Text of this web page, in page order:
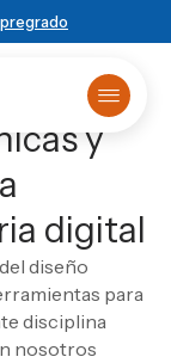
y los
en
y
digital
diseño
para
disciplina
nosotros